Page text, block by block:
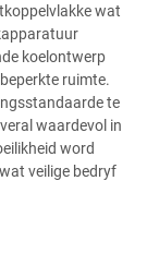
wat
koelontwerp
ruimte.
te
waardevol in
word
veilige bedryf